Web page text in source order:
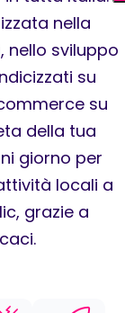
nella
nello sviluppo
su
su
della tua
giorno per
locali a
grazie a